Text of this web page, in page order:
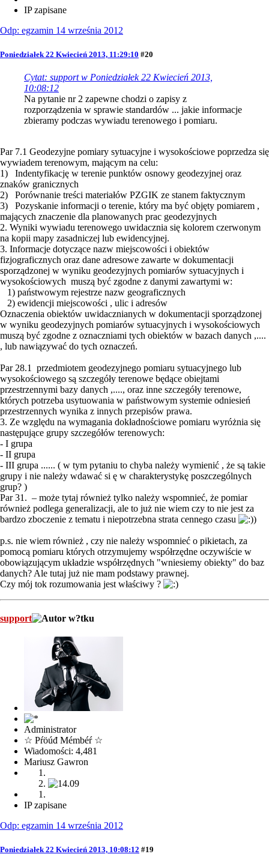
IP zapisane
Odp: egzamin 14 września 2012
Poniedziałek 22 Kwiecień 2013, 11:29:10 #20
Cytat: support w Poniedziałek 22 Kwiecień 2013,
10:08:12
Na pytanie nr 2 zapewne chodzi o zapisy z
rozporządzenia w sprawie standardów ... jakie informacje
zbieramy podczas wywiadu terenowego i pomiaru.
Par 7.1 Geodezyjne pomiary sytuacyjne i wysokościowe poprzedza się
wywiadem terenowym, mającym na celu:
1) Indentyfikację w terenie punktów osnowy geodezyjnej oraz
znaków granicznych
2) Porównanie treści materiałów PZGIK ze stanem faktycznym
3) Pozyskanie informacji o terenie, który ma być objęty pomiarem ,
mających znaczenie dla planowanych prac geodezyjnych
2. Wyniki wywiadu terenowego uwidacznia się kolorem czerwonym
na kopii mapy zasadniczej lub ewidencyjnej.
3. Informacje dotyczące nazw miejscowości i obiektów
fizjograficznych oraz dane adresowe zawarte w dokumentacji
sporządzonej w wyniku geodezyjnych pomiarów sytuacyjnych i
wysokościowych muszą być zgodne z danymi zawartymi w:
1) państwowym rejestrze nazw geograficznych
2) ewidencji miejscowości , ulic i adresów
Oznaczenia obiektów uwidacznianych w dokumentacji sporządzonej
w wyniku geodezyjnych pomiarów sytuacyjnych i wysokościowych
muszą być zgodne z oznaczniami tych obiektów w bazach danych ,....
, lub nawiązywać do tych oznaczeń.
Par 28.1 przedmiotem geodezyjnego pomiaru sytuacyjnego lub
wysokościowego są szczegóły terenowe będące obiejtami
przestrzennymi bazy danych ,...., oraz inne szczegóły terenowe,
których potrzeba usytuowania w państwowym systemie odniesień
przestrzennych wynika z innych przepisów prawa.
3. Ze względu na wymagania dokładnościowe pomiaru wyróżnia się
następujące grupy szczegółów terenowych:
- I grupa
- II grupa
- III grupa ...... ( w tym pytaniu to chyba należy wymienić , że są takie
grupy i nie należy wdawać si ę w charakterystykę poszczególnych
grup? )
Par 31. – może tytaj również tylko należy wspomnieć, że pomiar
również podlega generalizacji, ale to już nie wiem czy to nie jest za
bardzo zboczenie z tematu i niepotrzebna strata cennego czasu
p.s. nie wiem również , czy nie należy wspomnieć o pikietach, za
pomocą pomiaru których otrzymujemy współrzędne oczywiście w
obowiązującym układzie współrzędnych "wniesiemy obiekty" do baz
danych? Ale tutaj już nie mam podstawy prawnej.
Czy mój tok rozumowania jest właściwy ?
support
Administrator
☆ Pŕöúđ Mémbéŕ ☆
Wiadomości: 4,481
Mariusz Gawron
IP zapisane
Odp: egzamin 14 września 2012
Poniedziałek 22 Kwiecień 2013, 10:08:12 #19